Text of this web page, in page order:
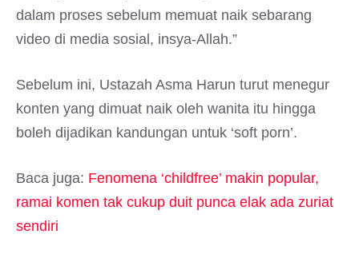
dalam proses sebelum memuat naik sebarang
video di media sosial, insya-Allah.”
Sebelum ini, Ustazah Asma Harun turut menegur
konten yang dimuat naik oleh wanita itu hingga
boleh dijadikan kandungan untuk ‘soft porn’.
Baca juga: Fenomena ‘childfree’ makin popular,
ramai komen tak cukup duit punca elak ada zuriat
sendiri